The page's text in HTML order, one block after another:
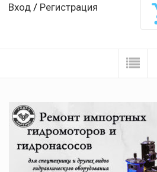
Вход / Регистрация